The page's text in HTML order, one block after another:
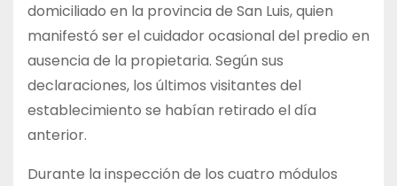
domiciliado en la provincia de San Luis, quien
manifestó ser el cuidador ocasional del predio en
ausencia de la propietaria. Según sus
declaraciones, los últimos visitantes del
establecimiento se habían retirado el día
anterior.
Durante la inspección de los cuatro módulos